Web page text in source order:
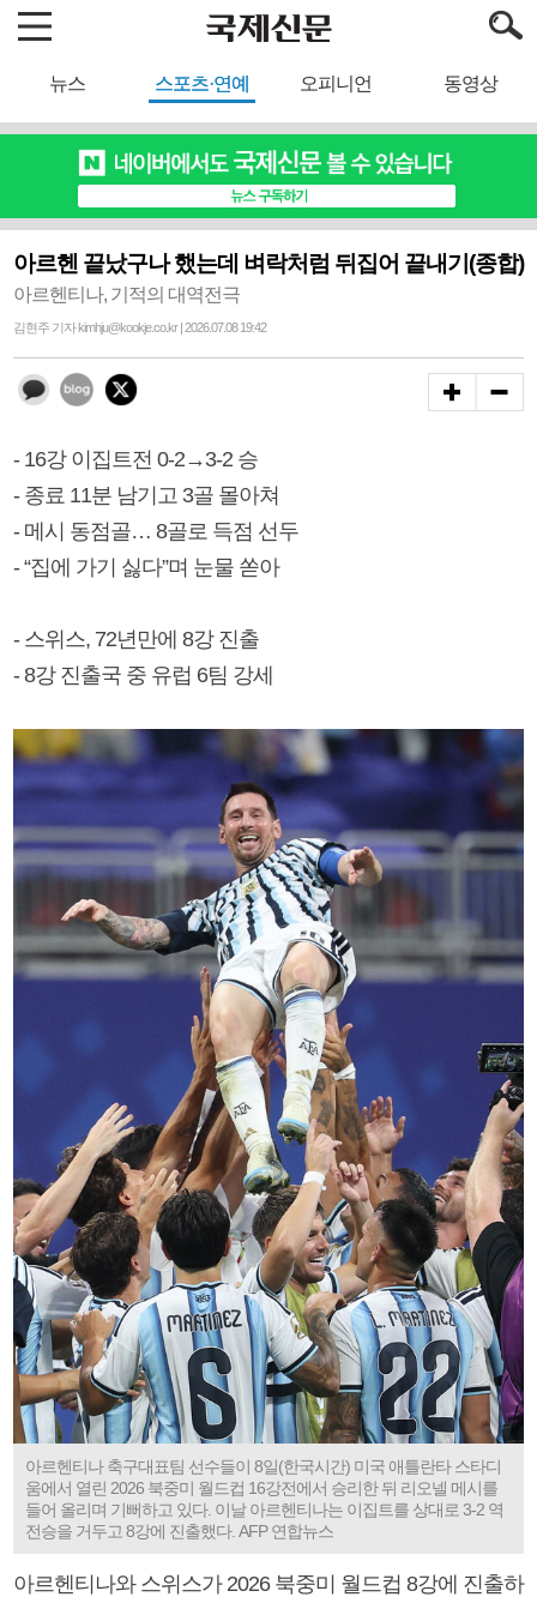
뉴스 스포츠·연예 오피니언 동영상
아르헨 끝났구나 했는데 벼락처럼 뒤집어 끝내기(종합)
아르헨티나, 기적의 대역전극
김현주 기자 kimhju@kookje.co.kr | 2026.07.08 19:42
- 16강 이집트전 0-2→3-2 승
- 종료 11분 남기고 3골 몰아쳐
- 메시 동점골… 8골로 득점 선두
- “집에 가기 싫다”며 눈물 쏟아
- 스위스, 72년만에 8강 진출
- 8강 진출국 중 유럽 6팀 강세
아르헨티나 축구대표팀 선수들이 8일(한국시간) 미국 애틀란타 스타디
움에서 열린 2026 북중미 월드컵 16강전에서 승리한 뒤 리오넬 메시를
들어 올리며 기뻐하고 있다. 이날 아르헨티나는 이집트를 상대로 3-2 역
전승을 거두고 8강에 진출했다. AFP 연합뉴스
아르헨티나와 스위스가 2026 북중미 월드컵 8강에 진출하